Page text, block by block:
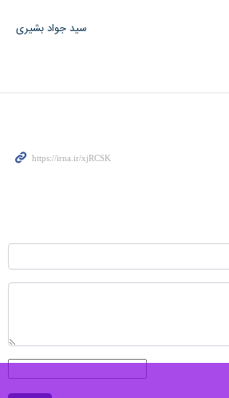
سید جواد بشیری